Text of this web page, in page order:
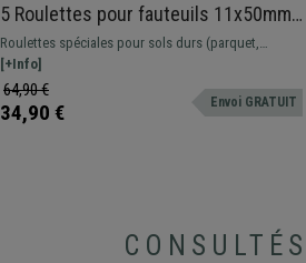
5 Roulettes pour fauteuils 11x50mm,
revêtement en caoutchouc, Design
Gamer, Coloris Blanc
Roulettes spéciales pour sols durs (parquet,
carrelage, etc.) et tout type de sol. Elle évitent les
rayures et les marques puisqu'elles disposent d'un
revêtement plus souple et doux que des roulettes
standards.
[+Info]
64,90 €
34,90 € Envoi GRATUIT
CONSULTÉS